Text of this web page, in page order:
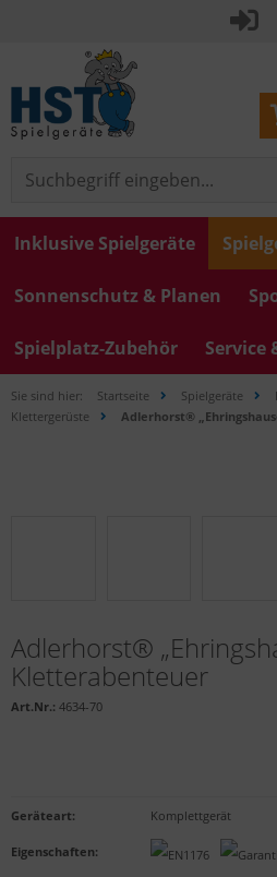
Inklusive Spielgeräte
Sonnenschutz & Planen
Spielplatz-Zubehör Service
Sie sind hier: Startseite Spielgeräte
Klettergerüste
Adlerhorst®
Adlerhorst®
Kletterabenteuer
Art.Nr.: 4634-70
Geräteart: Komplettgerät
Eigenschaften: